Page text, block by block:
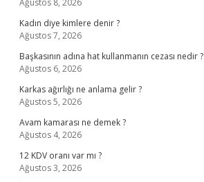
Ağustos 8, 2026
Kadın diye kimlere denir ?
Ağustos 7, 2026
Başkasının adına hat kullanmanın cezası nedir ?
Ağustos 6, 2026
Karkas ağırlığı ne anlama gelir ?
Ağustos 5, 2026
Avam kamarası ne demek ?
Ağustos 4, 2026
12 KDV oranı var mı ?
Ağustos 3, 2026